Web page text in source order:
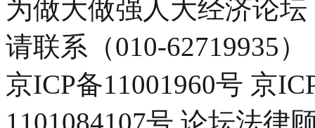
为做大做强人大经济论
请联系（010-62719935）
京ICP备11001960号 京
1101084107号 论坛法律